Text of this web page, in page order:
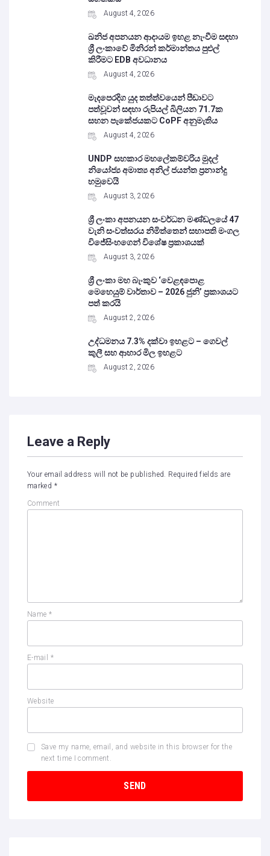
August 4, 2026
ඛනිජ අපනයන ආදායම ඉහළ නැංවීම සඳහා
ශ්‍රී ලංකාවේ මිනිරන් කර්මාන්තය පුළුල්
කිරීමට EDB අවධානය
August 4, 2026
මැදපෙරදිග යුද තත්ත්වයෙන් පීඩාවට
පත්වූවන් සඳහා රුපියල් බිලියන 71.7ක
සහන පැකේජයකට CoPF අනුමැතිය
August 4, 2026
UNDP සහකාර මහලේකම්වරිය මුදල්
නියෝජ්‍ය අමාත්‍ය අනිල් ජයන්ත ප්‍රනාන්දු
හමුවෙයි
August 3, 2026
ශ්‍රී ලංකා අපනයන සංවර්ධන මණ්ඩලයේ 47
වැනි සංවත්සරය නිමිත්තෙන් සභාපති මංගල
විජේසිංහගෙන් විශේෂ ප්‍රකාශයක්
August 3, 2026
ශ්‍රී ලංකා මහ බැංකුව ‘වෙළඳපොළ
මෙහෙයුම් වාර්තාව – 2026 ජුනි’ ප්‍රකාශයට
පත් කරයි
August 2, 2026
උද්ධමනය 7.3% දක්වා ඉහළට – ගෙවල්
කුලී සහ ආහාර මිල ඉහළට
August 2, 2026
Leave a Reply
Your email address will not be published. Required fields are
marked *
Comment
Name *
E-mail *
Website
Save my name, email, and website in this browser for the
next time I comment.